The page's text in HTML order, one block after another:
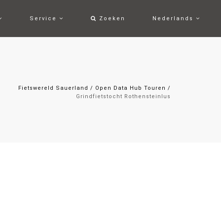
Service Zoeken Nederlands
Fietswereld Sauerland / Open Data Hub Touren /
Grindfietstocht Rothensteinlus